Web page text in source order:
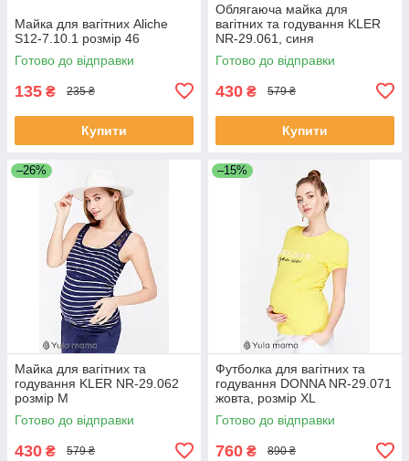
Майка для вагітних Aliche
S12-7.10.1 розмір 46
Готово до відправки
135 ₴ 235 ₴
Купити
Облягаюча майка для
вагітних та годування KLER
NR-29.061, синя
Готово до відправки
430 ₴ 579 ₴
Купити
–26%
Майка для вагітних та
годування KLER NR-29.062
розмір M
Готово до відправки
430 ₴ 579 ₴
–15%
Футболка для вагітних та
годування DONNA NR-29.071
жовта, розмір XL
Готово до відправки
760 ₴ 890 ₴